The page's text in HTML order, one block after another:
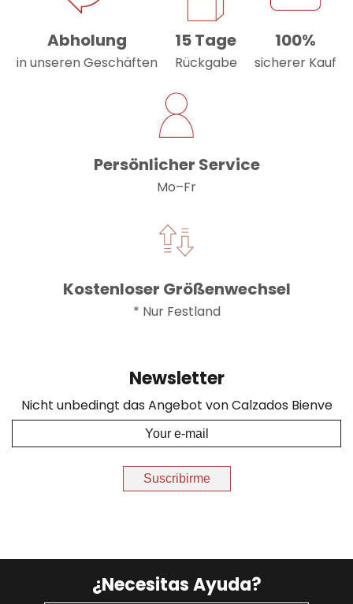
Abholung
in unseren Geschäften
15 Tage
Rückgabe
100%
sicherer Kauf
Persönlicher Service
Mo–Fr
Kostenloser Größenwechsel
* Nur Festland
Newsletter
Nicht unbedingt das Angebot von Calzados Bienve
Suscribirme
¿Necesitas Ayuda?